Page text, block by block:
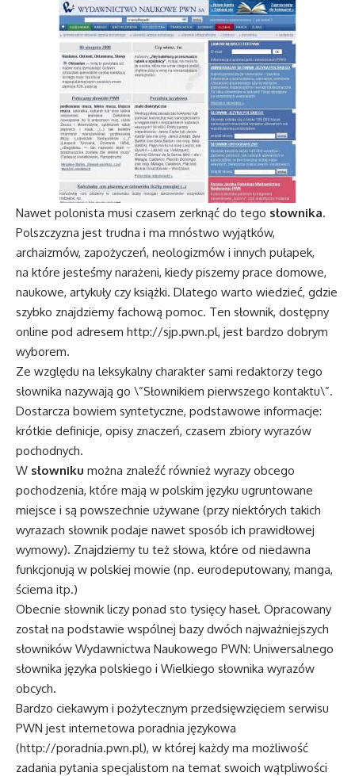
Nawet polonista musi czasem zerknąć do tego słownika.
Polszczyzna jest trudna i ma mnóstwo wyjątków,
archaizmów, zapożyczeń, neologizmów i innych pułapek,
na które jesteśmy narażeni, kiedy piszemy prace domowe,
naukowe, artykuły czy książki. Dlatego warto wiedzieć, gdzie
szybko znajdziemy fachową pomoc. Ten słownik, dostępny
online pod adresem http://sjp.pwn.pl, jest bardzo dobrym
wyborem.
Ze względu na leksykalny charakter sami redaktorzy tego
słownika nazywają go \”Słownikiem pierwszego kontaktu\”.
Dostarcza bowiem syntetyczne, podstawowe informacje:
krótkie definicje, opisy znaczeń, czasem zbiory wyrazów
pochodnych.
W słowniku można znaleźć również wyrazy obcego
pochodzenia, które mają w polskim języku ugruntowane
miejsce i są powszechnie używane (przy niektórych takich
wyrazach słownik podaje nawet sposób ich prawidłowej
wymowy). Znajdziemy tu też słowa, które od niedawna
funkcjonują w polskiej mowie (np. eurodeputowany, manga,
ściema itp.)
Obecnie słownik liczy ponad sto tysięcy haseł. Opracowany
został na podstawie wspólnej bazy dwóch najważniejszych
słowników Wydawnictwa Naukowego PWN: Uniwersalnego
słownika języka polskiego i Wielkiego słownika wyrazów
obcych.
Bardzo ciekawym i pożytecznym przedsięwzięciem serwisu
PWN jest internetowa poradnia językowa
(http://poradnia.pwn.pl), w której każdy ma możliwość
zadania pytania specjalistom na temat swoich wątpliwości